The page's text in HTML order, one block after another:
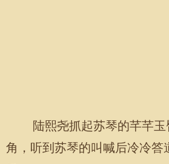
陆熙尧抓起苏琴的芊芊
角，听到苏琴的叫喊后冷冷答